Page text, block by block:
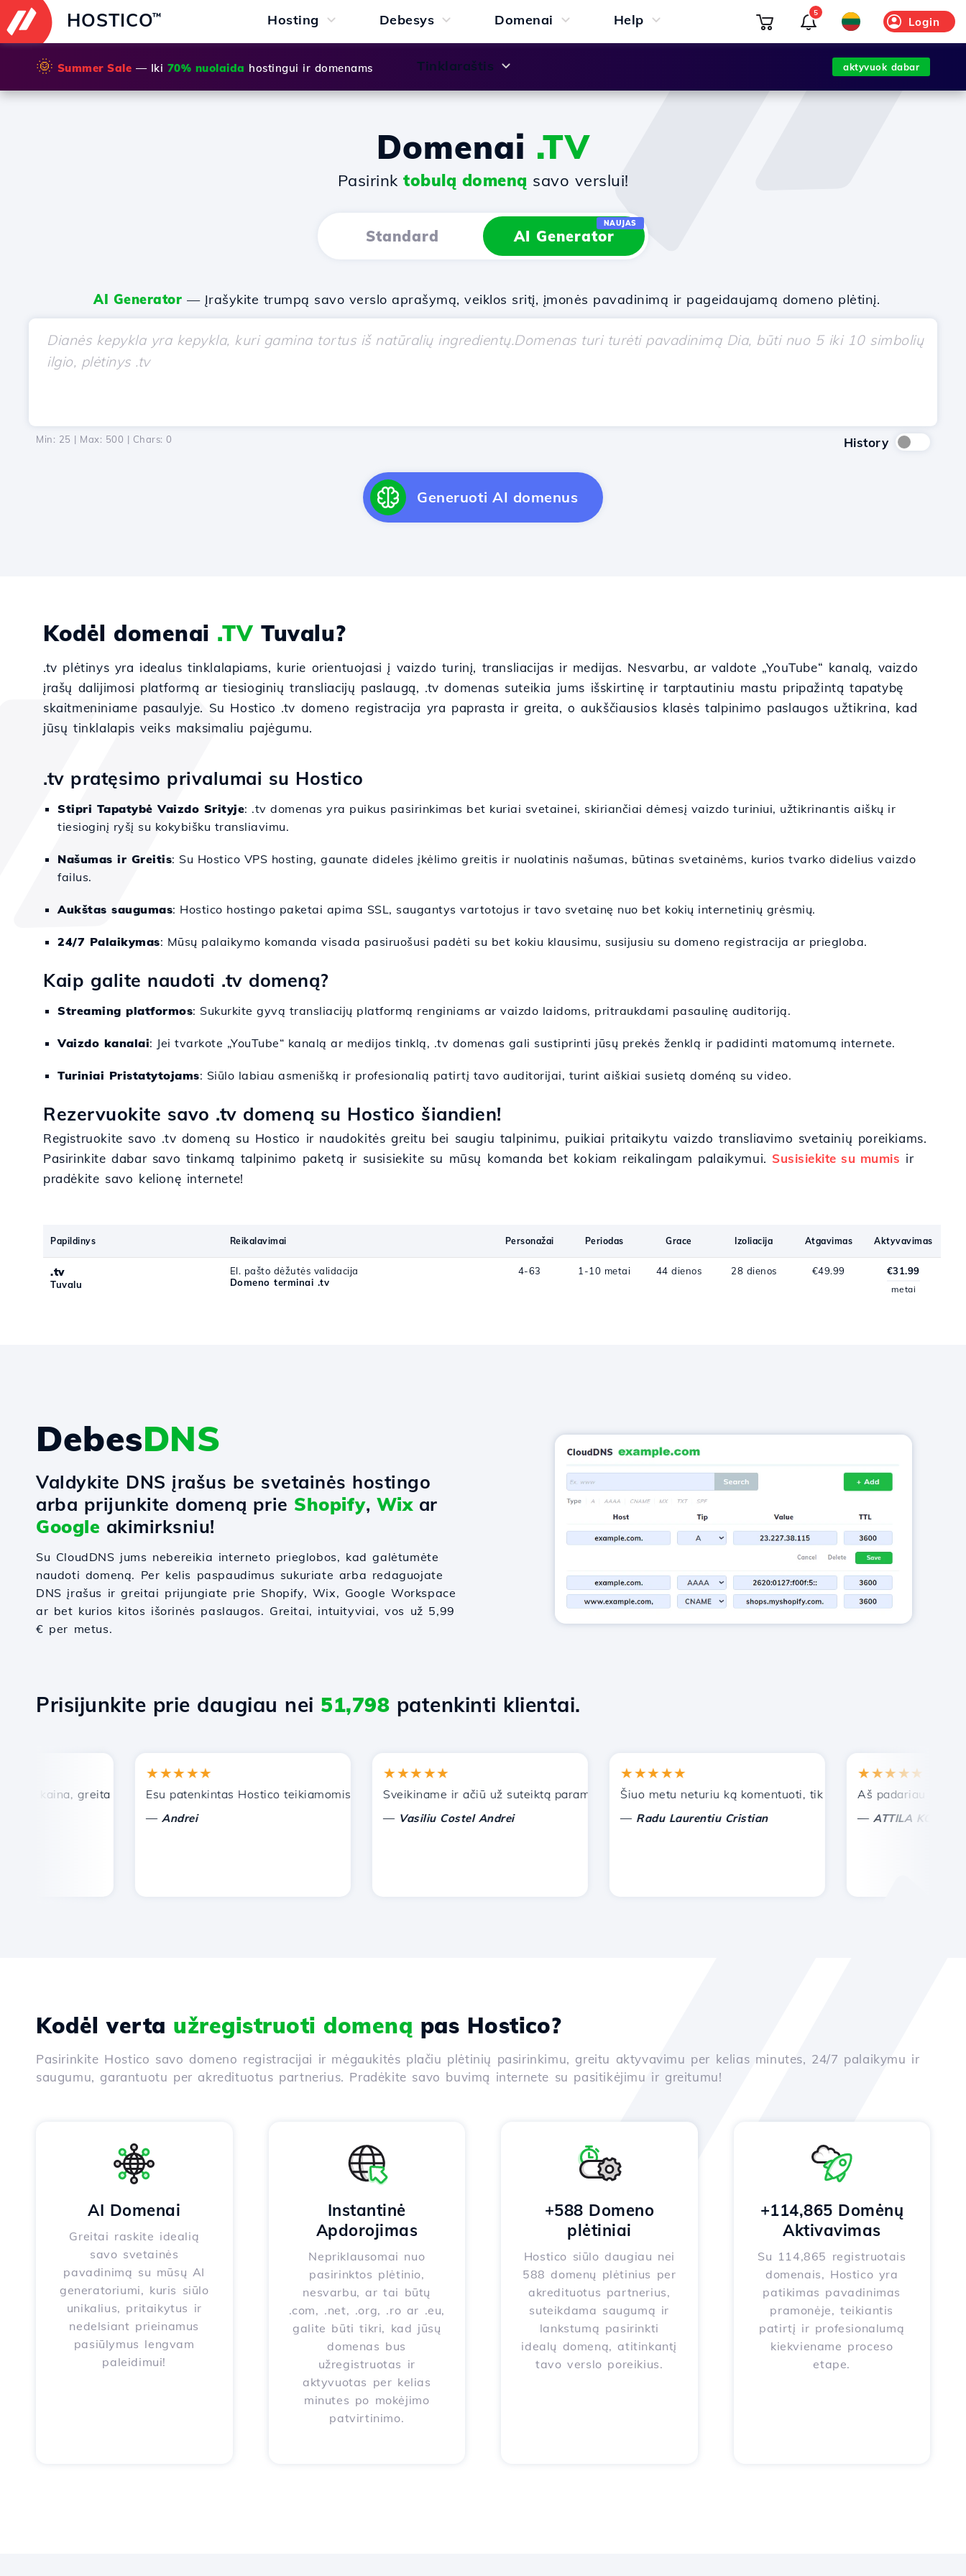
HOSTICO™ Hosting Debesys Domenai Help
Tinklaraštis
Login
5
🌞 Summer Sale — Iki 70% nuolaida hostingui ir domenams aktyvuok dabar
Domenai .TV
Pasirink tobulą domeną savo verslui!
Standard AI Generator
NAUJAS
AI Generator — Įrašykite trumpą savo verslo aprašymą, veiklos sritį, įmonės pavadinimą ir pageidaujamą domeno plėtinį.
Min: 25 | Max: 500 | Chars: 0 History
Generuoti AI domenus
Kodėl domenai .TV Tuvalu?
.tv plėtinys yra idealus tinklalapiams, kurie orientuojasi į vaizdo turinį, transliacijas ir medijas. Nesvarbu, ar valdote „YouTube“ kanalą, vaizdo
įrašų dalijimosi platformą ar tiesioginių transliacijų paslaugą, .tv domenas suteikia jums išskirtinę ir tarptautiniu mastu pripažintą tapatybę
skaitmeniniame pasaulyje. Su Hostico .tv domeno registracija yra paprasta ir greita, o aukščiausios klasės talpinimo paslaugos užtikrina, kad
jūsų tinklalapis veiks maksimaliu pajėgumu.
.tv pratęsimo privalumai su Hostico
Stipri Tapatybė Vaizdo Srityje: .tv domenas yra puikus pasirinkimas bet kuriai svetainei, skiriančiai dėmesį vaizdo turiniui, užtikrinantis aiškų ir
tiesioginį ryšį su kokybišku transliavimu.
Našumas ir Greitis: Su Hostico VPS hosting, gaunate dideles įkėlimo greitis ir nuolatinis našumas, būtinas svetainėms, kurios tvarko didelius vaizdo
failus.
Aukštas saugumas: Hostico hostingo paketai apima SSL, saugantys vartotojus ir tavo svetainę nuo bet kokių internetinių grėsmių.
24/7 Palaikymas: Mūsų palaikymo komanda visada pasiruošusi padėti su bet kokiu klausimu, susijusiu su domeno registracija ar priegloba.
Kaip galite naudoti .tv domeną?
Streaming platformos: Sukurkite gyvą transliacijų platformą renginiams ar vaizdo laidoms, pritraukdami pasaulinę auditoriją.
Vaizdo kanalai: Jei tvarkote „YouTube“ kanalą ar medijos tinklą, .tv domenas gali sustiprinti jūsų prekės ženklą ir padidinti matomumą internete.
Turiniai Pristatytojams: Siūlo labiau asmenišką ir profesionalią patirtį tavo auditorijai, turint aiškiai susietą doméną su video.
Rezervuokite savo .tv domeną su Hostico šiandien!
Registruokite savo .tv domeną su Hostico ir naudokitės greitu bei saugiu talpinimu, puikiai pritaikytu vaizdo transliavimo svetainių poreikiams.
Pasirinkite dabar savo tinkamą talpinimo paketą ir susisiekite su mūsų komanda bet kokiam reikalingam palaikymui. Susisiekite su mumis ir
pradėkite savo kelionę internete!
Papildinys Reikalavimai Personažai Periodas Grace Izoliacija Atgavimas Aktyvavimas
.tv
Tuvalu
El. pašto dėžutės validacija
Domeno terminai .tv
4-63 1-10 metai 44 dienos 28 dienos €49.99 €31.99
metai
DebesDNS
Valdykite DNS įrašus be svetainės hostingo
arba prijunkite domeną prie Shopify, Wixar
Google akimirksniu!
Su CloudDNS jums nebereikia interneto prieglobos, kad galėtumėte
naudoti domeną. Per kelis paspaudimus sukuriate arba redaguojate
DNS įrašus ir greitai prijungiate prie Shopify, Wix, Google Workspace
ar bet kurios kitos išorinės paslaugos. Greitai, intuityviai, vos už 5,99
€ per metus.
Prisijunkite prie daugiau nei 51,798 patenkinti klientai.
kaina, greita ir efektyvi techninė pagalba.
★★★★★
Esu patenkintas Hostico teikiamomis paslaugomis. Rekomendavau jus kitiems pažįstamiems.
Andrei
★★★★★
Sveikiname ir ačiū už suteiktą paramą!
Vasiliu Costel Andrei
★★★★★
Šiuo metu neturiu ką komentuoti, tik galiu įvertinti. Su ypatinga
Radu Laurentiu Cristian
★★★★★
Aš padariau teisingą
ATTILA KOLES
Kodėl verta užregistruoti domeną pas Hostico?
Pasirinkite Hostico savo domeno registracijai ir mėgaukitės plačiu plėtinių pasirinkimu, greitu aktyvavimu per kelias minutes, 24/7 palaikymu ir
saugumu, garantuotu per akredituotus partnerius. Pradėkite savo buvimą internete su pasitikėjimu ir greitumu!
AI Domenai
Greitai raskite idealią
savo svetainės
pavadinimą su mūsų AI
generatoriumi, kuris siūlo
unikalius, pritaikytus ir
nedelsiant prieinamus
pasiūlymus lengvam
paleidimui!
Instantinė
Apdorojimas
Nepriklausomai nuo
pasirinktos plėtinio,
nesvarbu, ar tai būtų
.com, .net, .org, .ro ar .eu,
galite būti tikri, kad jūsų
domenas bus
užregistruotas ir
aktyvuotas per kelias
minutes po mokėjimo
patvirtinimo.
+588 Domeno
plėtiniai
Hostico siūlo daugiau nei
588 domenų plėtinius per
akredituotus partnerius,
suteikdama saugumą ir
lankstumą pasirinkti
idealų domeną, atitinkantį
tavo verslo poreikius.
+114,865 Domėnų
Aktivavimas
Su 114,865 registruotais
domenais, Hostico yra
patikimas pavadinimas
pramonėje, teikiantis
patirtį ir profesionalumą
kiekviename proceso
etape.